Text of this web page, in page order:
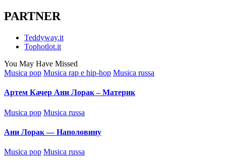
PARTNER
Teddyway.it
Tophotlot.it
You May Have Missed
Posted
Musica pop Musica rap e hip-hop Musica russa
Артем Качер Ани Лорак – Материк
Posted
Musica pop Musica russa
Ани Лорак — Наполовину
Posted
Musica pop Musica russa